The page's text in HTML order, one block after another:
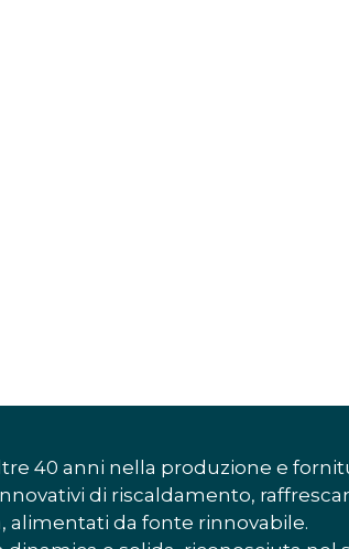
40 anni nella produzione e
di riscaldamento,
alimentati da fonte rinnovabile.